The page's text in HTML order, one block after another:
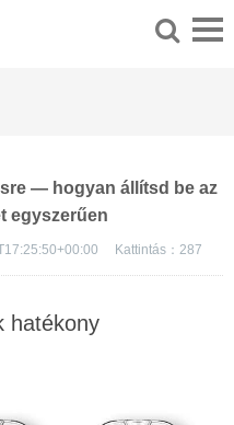
— hogyan állítsd be az
egyszerűen
Kattintás： 287
hatékony